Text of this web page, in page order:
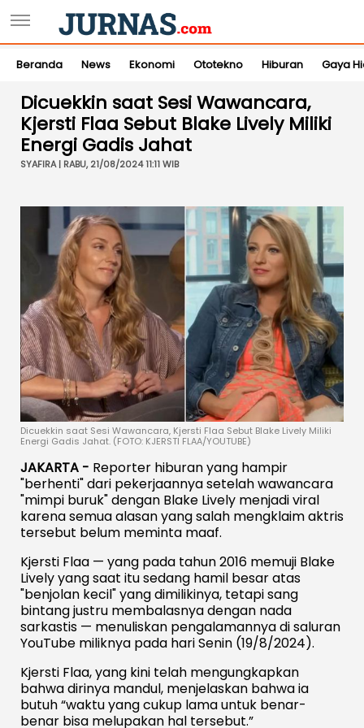
Beranda News Ekonomi Ototekno Hiburan Gaya
Dicuekkin saat Sesi Wawancara,
Kjersti Flaa Sebut Blake Lively Miliki
Energi Gadis Jahat
SYAFIRA | RABU, 21/08/2024 11:11 WIB
Dicuekkin saat Sesi Wawancara, Kjersti Flaa Sebut Blake Lively Miliki
Energi Gadis Jahat. (FOTO: KJERSTI FLAA/YOUTUBE)
JAKARTA - Reporter hiburan yang hampir
"berhenti" dari pekerjaannya setelah wawancara
"mimpi buruk" dengan Blake Lively menjadi viral
karena semua alasan yang salah mengklaim aktris
tersebut belum meminta maaf.
Kjersti Flaa — yang pada tahun 2016 memuji Blake
Lively yang saat itu sedang hamil besar atas
"benjolan kecil" yang dimilikinya, tetapi sang
bintang justru membalasnya dengan nada
sarkastis — menuliskan pengalamannya di saluran
YouTube miliknya pada hari Senin (19/8/2024).
Kjersti Flaa, yang kini telah mengungkapkan
bahwa dirinya mandul, menjelaskan bahwa ia
butuh “waktu yang cukup lama untuk benar-
benar bisa melupakan hal tersebut.”